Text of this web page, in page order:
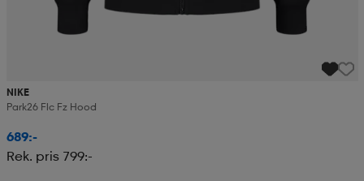
NIKE
Park26 Flc Fz Hood
689:-
Rek. pris 799:-